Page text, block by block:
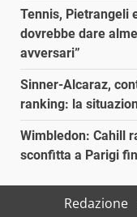
Tennis, Pietrangeli
dovrebbe dare
avversari”
Sinner-Alcaraz,
ranking: la
Wimbledon: Cahill
sconfitta a Parigi
Redazione